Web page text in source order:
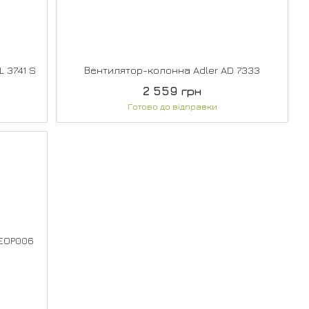
S Вентилятор-колонна Adler AD 7333
2 559 грн
Готово до відправки